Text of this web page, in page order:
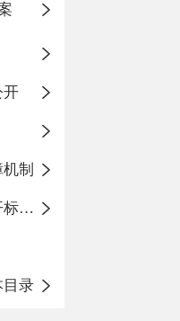
开
制
基层政务公开标准化目录
目录